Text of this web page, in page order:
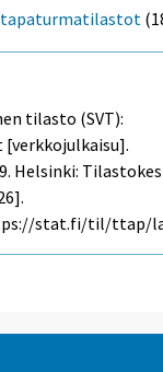
tilasto (SVT):
Helsinki:
stat.fi/til/ttap/